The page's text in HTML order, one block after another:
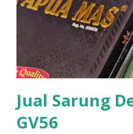
Jual Sarung
GV56